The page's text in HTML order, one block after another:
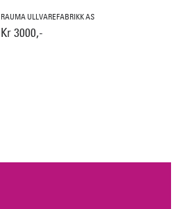
RAUMA ULLVAREFABRIKK AS
Kr 3000,-